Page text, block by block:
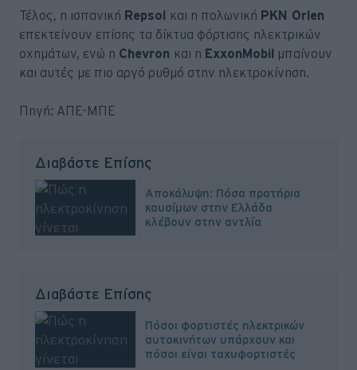
Τέλος, η ισπανική Repsol και η πολωνική PKN Orlen
επεκτείνουν επίσης τα δίκτυα φόρτισης ηλεκτρικών
οχημάτων, ενώ η Chevron και η ExxonMobil μπαίνουν
και αυτές με πιο αργό ρυθμό στην ηλεκτροκίνηση.
Πηγή: ΑΠΕ-ΜΠΕ
Διαβάστε Επίσης
Αποκάλυψη: Πόσα πρατήρια
καυσίμων στην Ελλάδα
κλέβουν στην αντλία
Διαβάστε Επίσης
Πόσοι φορτιστές ηλεκτρικών
αυτοκινήτων υπάρχουν και
πόσοι είναι ταχυφορτιστές